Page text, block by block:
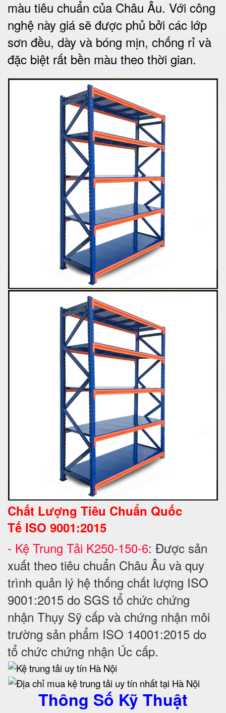
màu tiêu chuẩn của Châu Âu. Với công
nghệ này giá sẽ được phủ bởi các lớp
sơn đều, dày và bóng mịn, chống rỉ và
đặc biệt rất bền màu theo thời gian.
Chất Lượng Tiêu Chuẩn Quốc
Tế ISO 9001:2015
- Kệ Trung Tải K250-150-6: Được sản
xuất theo tiêu chuẩn Châu Âu và quy
trình quản lý hệ thống chất lượng ISO
9001:2015 do SGS tổ chức chứng
nhận Thụy Sỹ cấp và chứng nhận môi
trường sản phẩm ISO 14001:2015 do
tổ chức chứng nhận Úc cấp.
Thông Số Kỹ Thuật